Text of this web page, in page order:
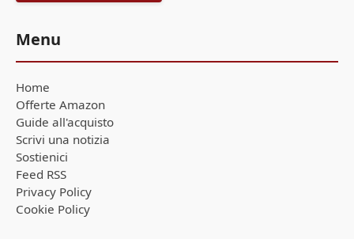
Menu
Home
Offerte Amazon
Guide all'acquisto
Scrivi una notizia
Sostienici
Feed RSS
Privacy Policy
Cookie Policy